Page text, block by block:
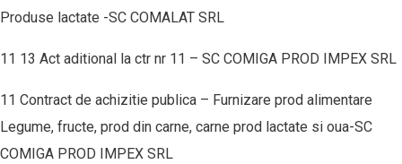
Produse lactate -SC COMALAT SRL
11 13 Act aditional la ctr nr 11 – SC COMIGA PROD IMPEX SRL
11 Contract de achizitie publica – Furnizare prod alimentare
Legume, fructe, prod din carne, carne prod lactate si oua-SC
COMIGA PROD IMPEX SRL